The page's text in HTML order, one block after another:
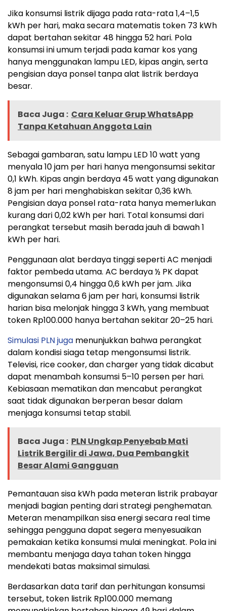
Jika konsumsi listrik dijaga pada rata-rata 1,4–1,5
kWh per hari, maka secara matematis token 73 kWh
dapat bertahan sekitar 48 hingga 52 hari. Pola
konsumsi ini umum terjadi pada kamar kos yang
hanya menggunakan lampu LED, kipas angin, serta
pengisian daya ponsel tanpa alat listrik berdaya
besar.
Baca Juga : Cara Keluar Grup WhatsApp
Tanpa Ketahuan Anggota Lain
Sebagai gambaran, satu lampu LED 10 watt yang
menyala 10 jam per hari hanya mengonsumsi sekitar
0,1 kWh. Kipas angin berdaya 45 watt yang digunakan
8 jam per hari menghabiskan sekitar 0,36 kWh.
Pengisian daya ponsel rata-rata hanya memerlukan
kurang dari 0,02 kWh per hari. Total konsumsi dari
perangkat tersebut masih berada jauh di bawah 1
kWh per hari.
Penggunaan alat berdaya tinggi seperti AC menjadi
faktor pembeda utama. AC berdaya ½ PK dapat
mengonsumsi 0,4 hingga 0,6 kWh per jam. Jika
digunakan selama 6 jam per hari, konsumsi listrik
harian bisa melonjak hingga 3 kWh, yang membuat
token Rp100.000 hanya bertahan sekitar 20–25 hari.
Simulasi PLN juga menunjukkan bahwa perangkat
dalam kondisi siaga tetap mengonsumsi listrik.
Televisi, rice cooker, dan charger yang tidak dicabut
dapat menambah konsumsi 5–10 persen per hari.
Kebiasaan mematikan dan mencabut perangkat
saat tidak digunakan berperan besar dalam
menjaga konsumsi tetap stabil.
Baca Juga : PLN Ungkap Penyebab Mati
Listrik Bergilir di Jawa, Dua Pembangkit
Besar Alami Gangguan
Pemantauan sisa kWh pada meteran listrik prabayar
menjadi bagian penting dari strategi penghematan.
Meteran menampilkan sisa energi secara real time
sehingga pengguna dapat segera menyesuaikan
pemakaian ketika konsumsi mulai meningkat. Pola ini
membantu menjaga daya tahan token hingga
mendekati batas maksimal simulasi.
Berdasarkan data tarif dan perhitungan konsumsi
tersebut, token listrik Rp100.000 memang